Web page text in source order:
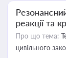
реакції та
Про що тема:
цивільного